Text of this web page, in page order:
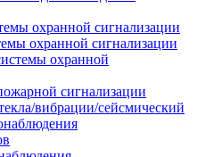
охранной сигнализации
охранной сигнализации
охранной
сигнализации
вибрации/сейсмический